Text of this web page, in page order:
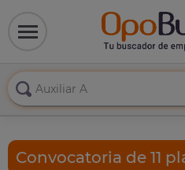
Convocatoria de 11